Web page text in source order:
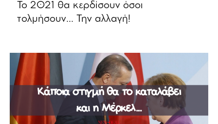
Το 2021 θα κερδίσουν όσοι
τολμήσουν… Την αλλαγή!